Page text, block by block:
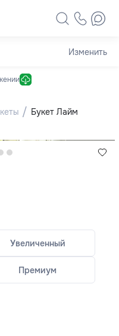
Изменить
Букет Лайм
Увеличенный
Премиум